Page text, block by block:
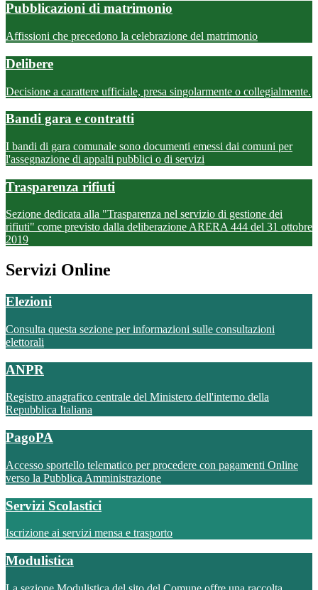
Pubblicazioni di matrimonio
Affissioni che precedono la celebrazione del matrimonio
Delibere
Decisione a carattere ufficiale, presa singolarmente o collegialmente.
Bandi gara e contratti
I bandi di gara comunale sono documenti emessi dai comuni per
l'assegnazione di appalti pubblici o di servizi
Trasparenza rifiuti
Sezione dedicata alla "Trasparenza nel servizio di gestione dei
rifiuti" come previsto dalla deliberazione ARERA 444 del 31 ottobre
2019
Servizi Online
Elezioni
Consulta questa sezione per informazioni sulle consultazioni
elettorali
ANPR
Registro anagrafico centrale del Ministero dell'interno della
Repubblica Italiana
PagoPA
Accesso sportello telematico per procedere con pagamenti Online
verso la Pubblica Amministrazione
Servizi Scolastici
Iscrizione ai servizi mensa e trasporto
Modulistica